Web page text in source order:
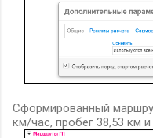
Сформированный
км/час, пробег 38,53 км